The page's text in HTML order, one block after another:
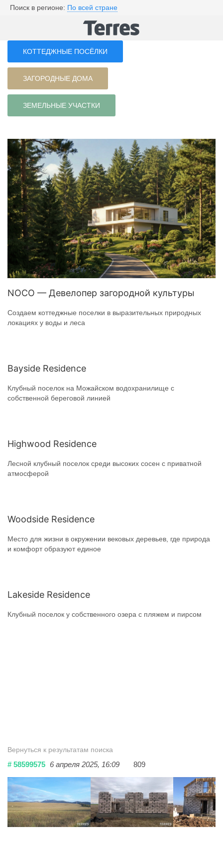
Поиск в регионе: По всей стране
КОТТЕДЖНЫЕ ПОСЁЛКИ
ЗАГОРОДНЫЕ ДОМА
ЗЕМЕЛЬНЫЕ УЧАСТКИ
NOCO — Девелопер загородной культуры
Создаем коттеджные поселки в выразительных природных
локациях у воды и леса
Bayside Residence
Клубный поселок на Можайском водохранилище с
собственной береговой линией
Highwood Residence
Лесной клубный поселок среди высоких сосен с приватной
атмосферой
Woodside Residence
Место для жизни в окружении вековых деревьев, где природа
и комфорт образуют единое
Lakeside Residence
Клубный поселок у собственного озера с пляжем и пирсом
Вернуться к результатам поиска
# 58599575 6 апреля 2025, 16:09 809